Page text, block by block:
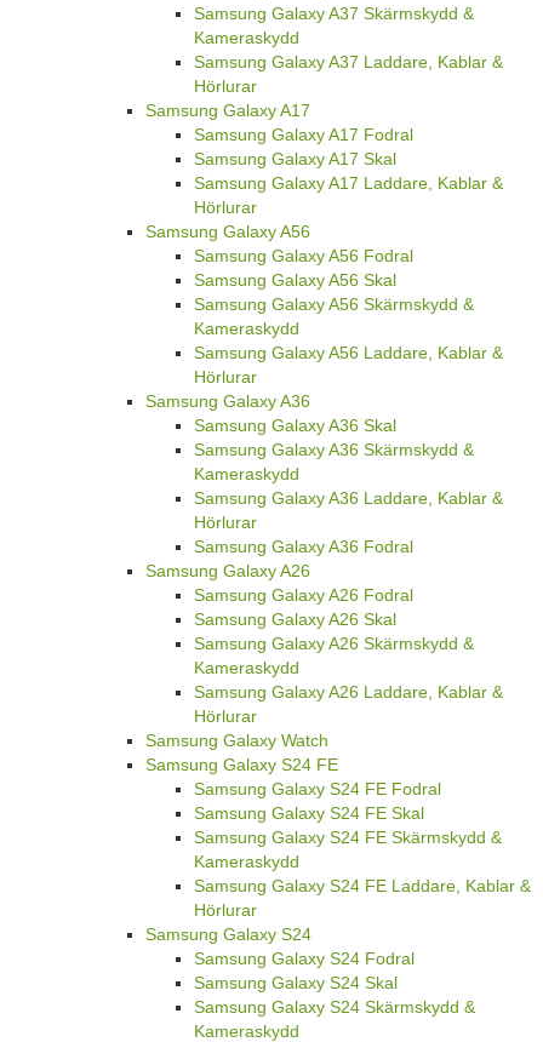
Samsung Galaxy A37 Skärmskydd &
Kameraskydd
Samsung Galaxy A37 Laddare, Kablar &
Hörlurar
Samsung Galaxy A17
Samsung Galaxy A17 Fodral
Samsung Galaxy A17 Skal
Samsung Galaxy A17 Laddare, Kablar &
Hörlurar
Samsung Galaxy A56
Samsung Galaxy A56 Fodral
Samsung Galaxy A56 Skal
Samsung Galaxy A56 Skärmskydd &
Kameraskydd
Samsung Galaxy A56 Laddare, Kablar &
Hörlurar
Samsung Galaxy A36
Samsung Galaxy A36 Skal
Samsung Galaxy A36 Skärmskydd &
Kameraskydd
Samsung Galaxy A36 Laddare, Kablar &
Hörlurar
Samsung Galaxy A36 Fodral
Samsung Galaxy A26
Samsung Galaxy A26 Fodral
Samsung Galaxy A26 Skal
Samsung Galaxy A26 Skärmskydd &
Kameraskydd
Samsung Galaxy A26 Laddare, Kablar &
Hörlurar
Samsung Galaxy Watch
Samsung Galaxy S24 FE
Samsung Galaxy S24 FE Fodral
Samsung Galaxy S24 FE Skal
Samsung Galaxy S24 FE Skärmskydd &
Kameraskydd
Samsung Galaxy S24 FE Laddare, Kablar &
Hörlurar
Samsung Galaxy S24
Samsung Galaxy S24 Fodral
Samsung Galaxy S24 Skal
Samsung Galaxy S24 Skärmskydd &
Kameraskydd